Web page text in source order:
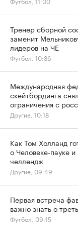
Тренер сборной
заменит
лидеров на ЧЕ
Футбол, 10:36
Международная
скейтбординга
ограничения с
Другие, 10:18
Как Том Холланд
о Человеке-пауке и
челлендж
Другие, 09:49
Первая встреча
важно знать о
Футбол, 09:15